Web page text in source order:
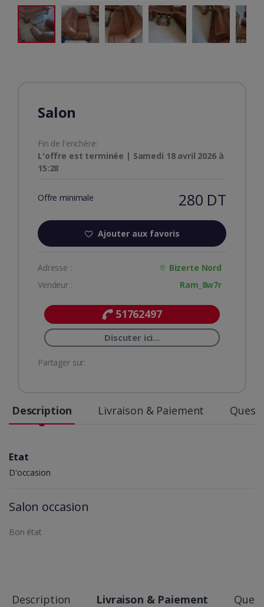
Salon
Fin de l'enchère:
L'offre est terminée | Samedi 18 avril 2026 à
15:28
Offre minimale 280 DT
Ajouter aux favoris
Adresse :
Bizerte Nord
Vendeur :
Ram_8w7r
51762497
Discuter ici...
Partager sur:
Description Livraison & Paiement
Etat
D'occasion
Salon occasion
Bon état
Description Livraison & Paiement